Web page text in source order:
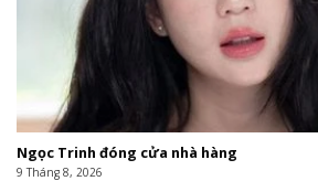
Ngọc Trinh đóng cửa nhà hàng
9 Tháng 8, 2026